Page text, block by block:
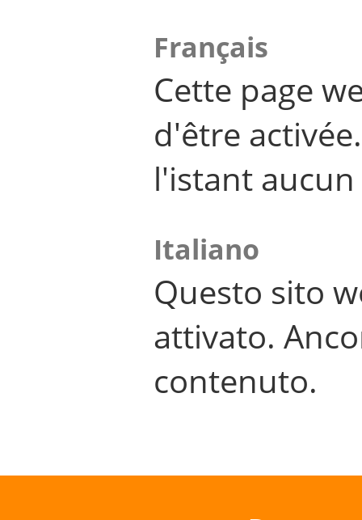
Français
Cette page
d'être
l'istant
Italiano
Questo sito
attivato.
contenuto.